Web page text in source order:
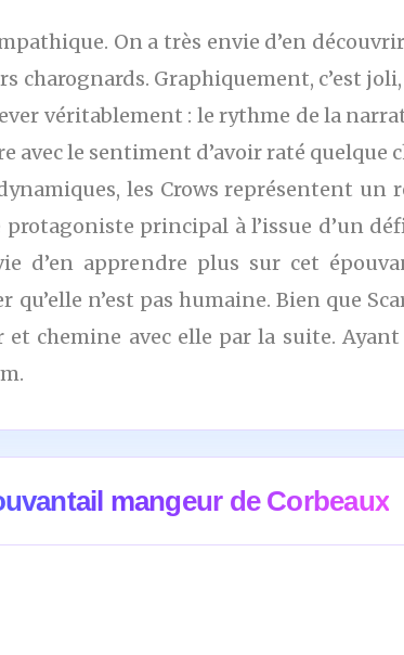
On a très envie d’en
charognards. Graphiquement, c’est
véritablement : le rythme de la
avec le sentiment d’avoir raté quelque
les Crows représentent un
principal à l’issue d’un
d’en apprendre plus sur cet
n’est pas humaine. Bien que
chemine avec elle par la suite.
mangeur de Corbeaux